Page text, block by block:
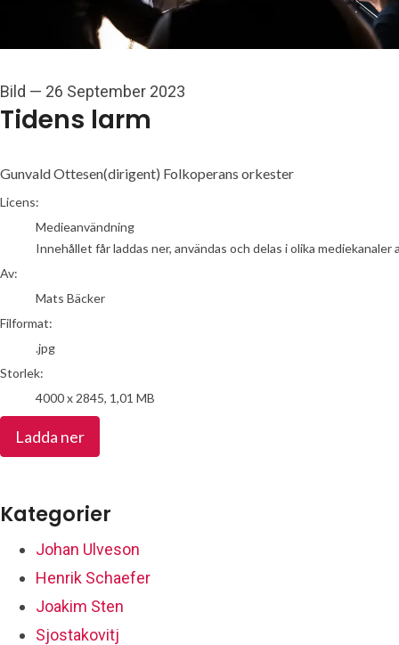
Bild — 26 September 2023
Tidens larm
Gunvald Ottesen(dirigent) Folkoperans orkester
Mats Bäcker
Licens:
Medieanvändning
Innehållet får laddas ner, användas och delas i olika
Av:
Mats Bäcker
Filformat:
.jpg
Storlek:
4000 x 2845, 1,01 MB
Ladda ner
Kategorier
Johan Ulveson
Henrik Schaefer
Joakim Sten
Sjostakovitj